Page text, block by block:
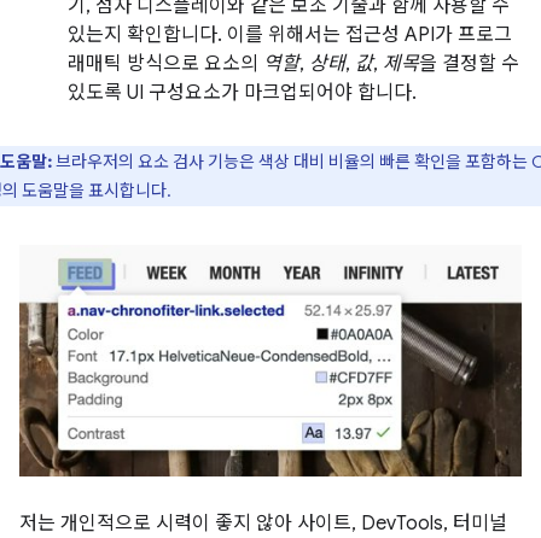
기, 점자 디스플레이와 같은 보조 기술과 함께 사용할 수
있는지 확인합니다. 이를 위해서는 접근성 API가 프로그
래매틱 방식으로 요소의 역할, 상태, 값, 제목을 결정할 수
있도록 UI 구성요소가 마크업되어야 합니다.
도움말:브라우저의 요소 검사 기능은 색상 대비 비율의 빠른 확인을 포함하는
도움말을 표시합니다.
저는 개인적으로 시력이 좋지 않아 사이트, DevTools, 터미널